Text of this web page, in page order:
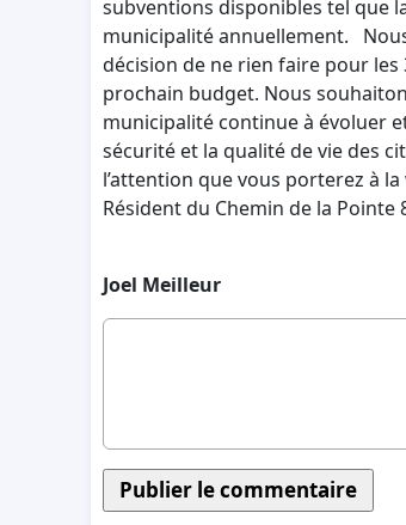
subventions disponibles tel que
municipalité annuellement.
décision de ne rien faire pour
prochain budget. Nous
municipalité continue à évoluer
sécurité et la qualité de vie des
l’attention que vous porterez à
Résident du Chemin de la Pointe
Joel Meilleur